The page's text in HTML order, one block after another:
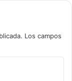
Los campos